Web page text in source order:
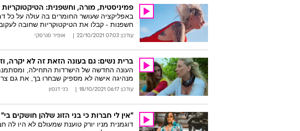
פמיניסטית, מורה, וחשפנית:
באפליקציה שעושר החומרים בה עולה על כל
חשפנות - קבלו את הטיקטוקריות שחובה
עודכן: 07:03 22/10/2021 אופיר סגרסקי
ברית נשים: גם בעונה הזאת זה לא יקרה,
העונה החדשה של הישרדות התחילה, ומסתמנת
מנהיגה אישה לא מספיק שבחרו בך, את גם
עודכן: 06:17 18/10/2021 ג'ני דנסון
"אין לי חברות כי בני הזוג שלהן חושקים בי"
דוגמנית מניו יורק טוענת שמעולם לא היו